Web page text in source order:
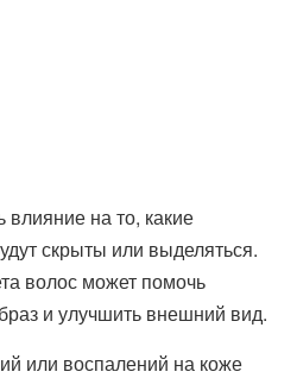
на то, какие
скрыты или выделяться.
волос может помочь
и улучшить внешний вид.
или воспалений на коже